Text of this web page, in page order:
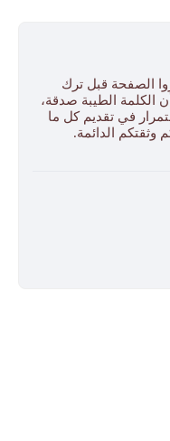
الصفحة قبل ترك
الكلمة الطيبة صدقة،
في تقديم كل ما
الدائمة.